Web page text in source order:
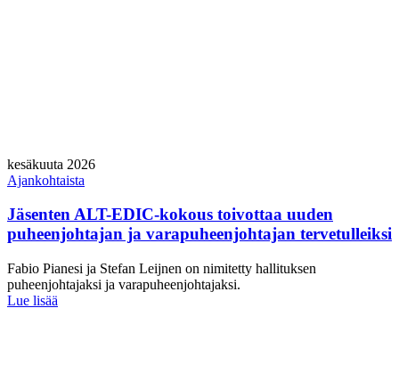
kesäkuuta 2026
Ajankohtaista
Jäsenten ALT-EDIC-kokous toivottaa uuden
puheenjohtajan ja varapuheenjohtajan tervetulleiksi
Fabio Pianesi ja Stefan Leijnen on nimitetty hallituksen
puheenjohtajaksi ja varapuheenjohtajaksi.
Lue lisää